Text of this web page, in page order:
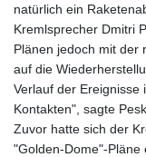
natürlich ein
Kremlsprecher Dmitri
Plänen jedoch mit der
auf die
Verlauf der Ereignisse
Kontakten", sagte
Zuvor hatte sich der
"Golden-Dome"-Pläne